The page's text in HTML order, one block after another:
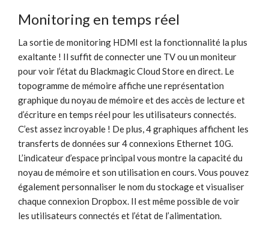
Monitoring en temps réel
La sortie de monitoring HDMI est la fonctionnalité la plus
exaltante ! Il suffit de connecter une TV ou un moniteur
pour voir l’état du Blackmagic Cloud Store en direct. Le
topogramme de mémoire affiche une représentation
graphique du noyau de mémoire et des accès de lecture et
d’écriture en temps réel pour les utilisateurs connectés.
C’est assez incroyable ! De plus, 4 graphiques affichent les
transferts de données sur 4 connexions Ethernet 10G.
L’indicateur d’espace principal vous montre la capacité du
noyau de mémoire et son utilisation en cours. Vous pouvez
également personnaliser le nom du stockage et visualiser
chaque connexion Dropbox. Il est même possible de voir
les utilisateurs connectés et l’état de l’alimentation.